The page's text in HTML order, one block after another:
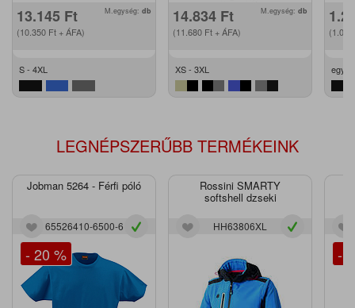
13.145 Ft
(10.350 Ft + ÁFA)
M.egység: db
S - 4XL
14.834 Ft
(11.680 Ft + ÁFA)
M.egység: db
XS - 3XL
(1.007
egy
LEGNÉPSZERŰBB TERMÉKEINK
Jobman 5264 - Férfi póló
65526410-6500-6
- 20 %
Rossini SMARTY
softshell dzseki
HH63806XL
-